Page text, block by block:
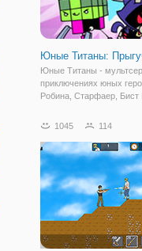
Юные Титаны:
Юные Титаны -
приключениях юных
Робина, Старфаер, Бист
спасали город от сил
приключения
Точнее,
1045 114